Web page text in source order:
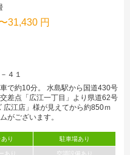
31,430 円
４１
で約10分。 水島駅から国道430号
差点「広江一丁目」より県道62号
広江店」様が見えてから約850ｍ
がございます。
り 駐車場あり
あり 空調設備あり